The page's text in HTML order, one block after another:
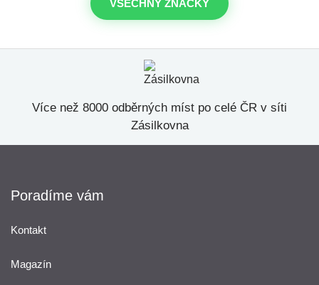
VŠECHNY ZNAČKY
Více než 8000 odběrných míst po celé ČR v síti
Zásilkovna
Poradíme vám
Kontakt
Magazín